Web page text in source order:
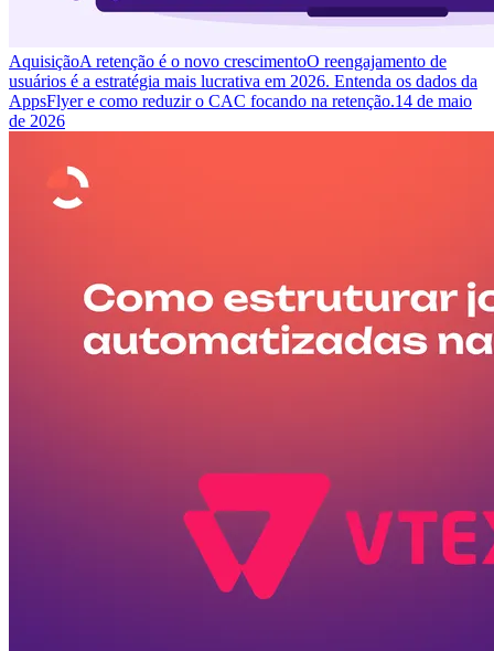
AquisiçãoA retenção é o novo crescimentoO reengajamento de
usuários é a estratégia mais lucrativa em 2026. Entenda os dados da
AppsFlyer e como reduzir o CAC focando na retenção.14 de maio
de 2026